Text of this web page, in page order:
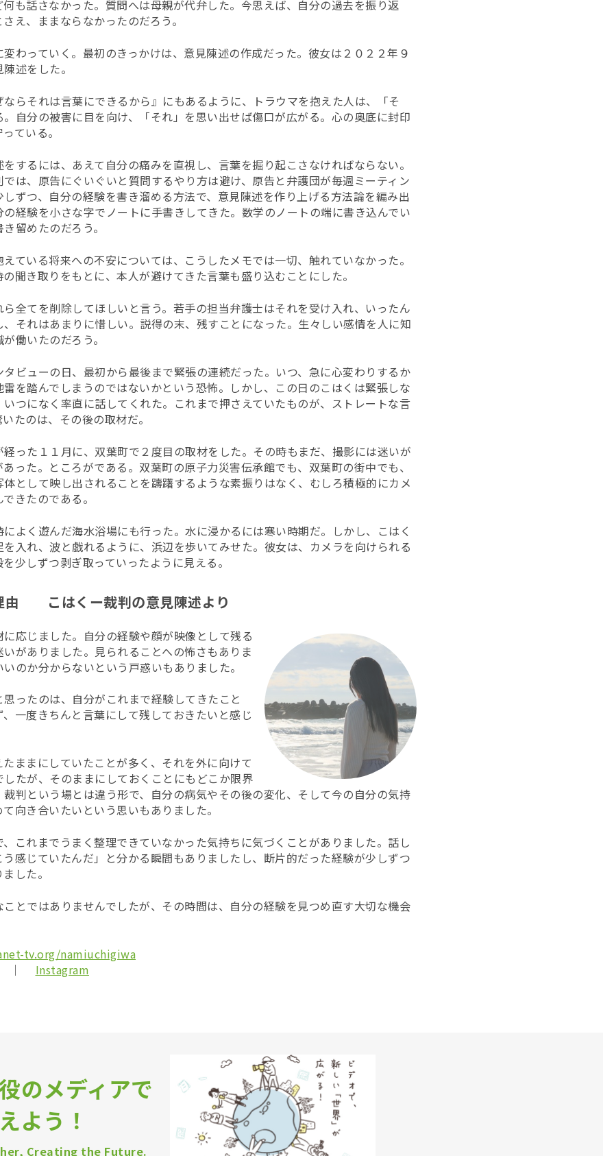
も話さなかった。質問へは母親が代弁した。今思えば、自分の過去を振り返
え、ままならなかったのだろう。
わっていく。最初のきっかけは、意見陳述の作成だった。彼女は２０２２年９
述をした。
らそれは言葉にできるから』にもあるように、トラウマを抱えた人は、「そ
自分の被害に目を向け、「それ」を思い出せば傷口が広がる。心の奥底に封印
ている。
するには、あえて自分の痛みを直視し、言葉を掘り起こさなければならない。
は、原告にぐいぐいと質問するやり方は避け、原告と弁護団が毎週ミーティン
ずつ、自分の経験を書き溜める方法で、意見陳述を作り上げる方法論を編み出
経験を小さな字でノートに手書きしてきた。数学のノートの端に書き込んでい
留めたのだろう。
ている将来への不安については、こうしたメモでは一切、触れていなかった。
聞き取りをもとに、本人が避けてきた言葉も盛り込むことにした。
全てを削除してほしいと言う。若手の担当弁護士はそれを受け入れ、いったん
それはあまりに惜しい。説得の末、残すことになった。生々しい感情を人に知
働いたのだろう。
ビューの日、最初から最後まで緊張の連続だった。いつ、急に心変わりするか
を踏んでしまうのではないかという恐怖。しかし、この日のこはくは緊張しな
つになく率直に話してくれた。これまで押さえていたものが、ストレートな言
たのは、その後の取材だ。
った１１月に、双葉町で２度目の取材をした。その時もまだ、撮影には迷いが
った。ところがである。双葉町の原子力災害伝承館でも、双葉町の街中でも、
として映し出されることを躊躇するような素振りはなく、むしろ積極的にカメ
きたのである。
よく遊んだ海水浴場にも行った。水に浸かるには寒い時期だ。しかし、こはく
入れ、波と戯れるように、浜辺を歩いてみせた。彼女は、カメラを向けられる
少しずつ剥ぎ取っていったように見える。
由 こはくー裁判の意見陳述より
応じました。自分の経験や顔が映像として残る
がありました。見られることへの怖さもありま
のか分からないという戸惑いもありました。
ったのは、自分がこれまで経験してきたこと
一度きちんと言葉にして残しておきたいと感じ
ままにしていたことが多く、それを外に向けて
たが、そのままにしておくことにもどこか限界
判という場とは違う形で、自分の病気やその後の変化、そして今の自分の気持
向き合いたいという思いもありました。
これまでうまく整理できていなかった気持ちに気づくことがありました。話し
感じていたんだ」と分かる瞬間もありましたし、断片的だった経験が少しずつ
した。
とではありませんでしたが、その時間は、自分の経験を見つめ直す大切な機会
tv.org/namiuchigiwa
｜ Instagram
のメディアで
よう！
Creating the Future.